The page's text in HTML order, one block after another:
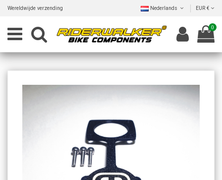
Wereldwijde verzending Nederlands EUR €
0